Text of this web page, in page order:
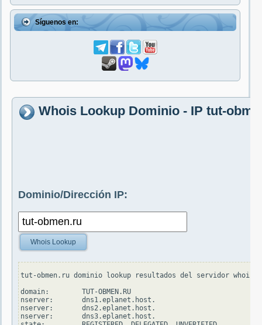
Síguenos en:
Whois Lookup Dominio - IP tut-
Dominio/Dirección IP:
Whois Lookup
tut-obmen.ru dominio lookup resultados del servidor
domain:        TUT-OBMEN.RU
nserver:       dns1.eplanet.host.
nserver:       dns2.eplanet.host.
nserver:       dns3.eplanet.host.